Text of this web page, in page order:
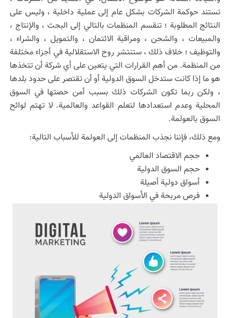
تستند حوكمة الشركات بشكل عام إلى عملية داخلية ، وليس على
النتائج المطلوبة ؛ تنقسم المنظمات بالتالي إلى البحث ، والإنتاج ،
والمبيعات ، والشحن ، ومراقبة الائتمان ، والتمويل ، والشراء ،
والتوظيف ؛ خلاف ذلك ، ستنتشر روح الاستقلالية في أجزاء مختلفة
من المنظمة. من أهم القرارات التي يتعين على أي شركة أن تتخذها
هو ما إذا كانت ستدخل السوق الدولية أو أن تقتصر على حدود بلدها
، ولكن ربما تكون الشركات ذلك بسبب أمن حصتها في السوق
المحلية وعدم استعدادها لتعلم القواعد والعالمية. لا تهتم لوائح
السوق بالعولمة.
ومع ذلك، فإننا نجذب المنظمات إلى العولمة للأسباب التالية:
حجم الاقتصاد العالمي
حجم السوق الدولية
أسواق دولية أصيلة
فرص مربحة في الأسواق الدولية